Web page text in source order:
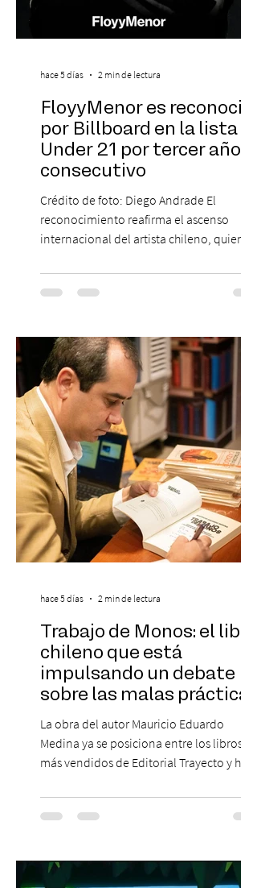
FloyyMenor es reconocido
por Billboard en la lista 21
Under 21 por tercer año
consecutivo
Crédito de foto: Diego Andrade El
reconocimiento reafirma el ascenso
internacional del artista chileno, quien
en la escena global. MIAMI, FL (3 de agosto
de 2026) — FloyyMenor ha sido
Under 21 por tercer año consecutivo,
formando parte una vez más de la
selección anual de la publicación que
destaca a los artistas menores de 21 años
más influyentes de la industria musical.
Este reconocimiento reaf
hace 5 días 2 min de lectura
Trabajo de Monos: el libro
chileno que está
impulsando un debate
sobre las malas prácticas
laborales y el futuro del
trabajo
La obra del autor Mauricio Eduardo
Medina ya se posiciona entre los libros
más vendidos de Editorial Trayecto y ha
para mejorar los procesos de selección
laboral en Chile. En un contexto donde el
experiencias laborales forman parte de la
realidad de miles de trabajadores, Trabajo
hace 5 días 2 min de lectura